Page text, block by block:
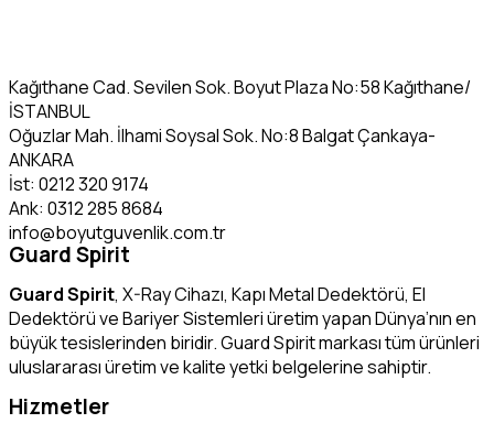
Kağıthane Cad. Sevilen Sok. Boyut Plaza No:58 Kağıthane/
İSTANBUL
Oğuzlar Mah. İlhami Soysal Sok. No:8 Balgat Çankaya-
ANKARA
İst: 0212 320 9174
Ank: 0312 285 8684
info@boyutguvenlik.com.tr
Guard Spirit
Guard Spirit, X-Ray Cihazı, Kapı Metal Dedektörü, El
Dedektörü ve Bariyer Sistemleri üretim yapan Dünya’nın en
büyük tesislerinden biridir. Guard Spirit markası tüm ürünleri
uluslararası üretim ve kalite yetki belgelerine sahiptir.
Hizmetler